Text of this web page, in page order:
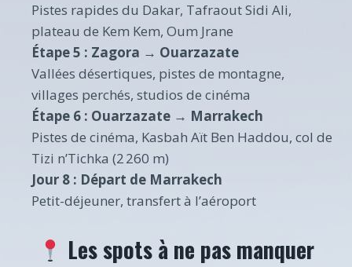
Pistes rapides du Dakar, Tafraout Sidi Ali,
plateau de Kem Kem, Oum Jrane
Étape 5 : Zagora → Ouarzazate
Vallées désertiques, pistes de montagne,
villages perchés, studios de cinéma
Étape 6 : Ouarzazate → Marrakech
Pistes de cinéma, Kasbah Aït Ben Haddou, col de
Tizi n’Tichka (2 260 m)
Jour 8 : Départ de Marrakech
Petit-déjeuner, transfert à l’aéroport
Les spots à ne pas manquer